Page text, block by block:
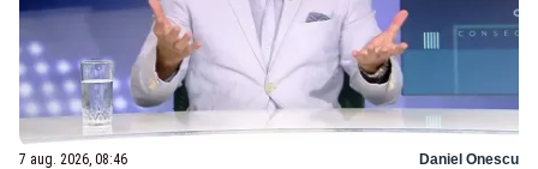
7 aug. 2026, 08:46 Daniel Onescu